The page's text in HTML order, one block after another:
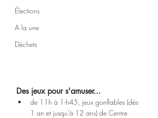
Élections
A la une
Déchets
Des jeux pour s'amuser...
de 11h à 1-h45, jeux gonflables (dès
1 an et jusqu'à 12 ans) de Centre